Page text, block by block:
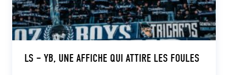
LS – YB, UNE AFFICHE QUI ATTIRE LES FOULES